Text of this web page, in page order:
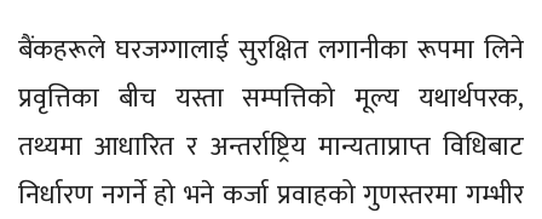
बैंकहरूले घरजग्गालाई सुरक्षित लगानीका रूपमा लिने
प्रवृत्तिका बीच यस्ता सम्पत्तिको मूल्य यथार्थपरक,
तथ्यमा आधारित र अन्तर्राष्ट्रिय मान्यताप्राप्त विधिबाट
निर्धारण नगर्ने हो भने कर्जा प्रवाहको गुणस्तरमा गम्भीर